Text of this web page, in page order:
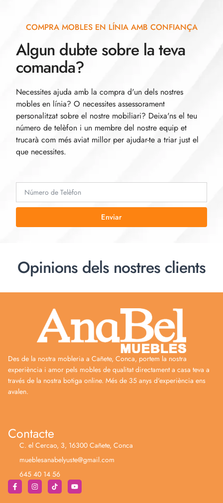
COMPRA MOBLES EN LÍNIA AMB CONFIANÇA
Algun dubte sobre la teva
comanda?
Necessites ajuda amb la compra d'un dels nostres
mobles en línia? O necessites assessorament
personalitzat sobre el nostre mobiliari? Deixa'ns el teu
número de telèfon i un membre del nostre equip et
trucarà com més aviat millor per ajudar-te a triar just el
que necessites.
Enviar
Opinions dels nostres clients
Des de la nostra mobleria a Cañete, Conca, portem la nostra
experiència i amor pels mobles de qualitat directament a casa teva a
través de la nostra botiga online. Més de 35 anys d'experiència ens
avalen.
Contacte
C. el Cercao, 3, 16300 Cañete, Conca
mueblesanabelyuste@gmail.com
645 40 14 56